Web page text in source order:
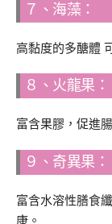
７、海藻：
高黏度的多醣體
８、火龍果：
富含果膠，促進
９、奇異果：
富含水溶性膳食
康。